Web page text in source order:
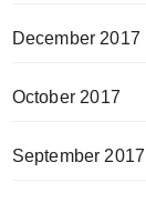
December 2017
October 2017
September 2017